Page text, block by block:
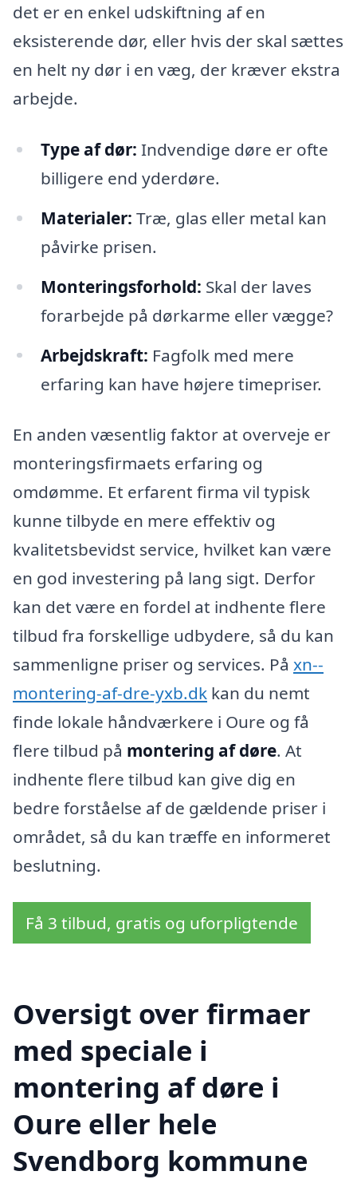
det er en enkel udskiftning af en
eksisterende dør, eller hvis der skal sættes
en helt ny dør i en væg, der kræver ekstra
arbejde.
Type af dør: Indvendige døre er ofte
billigere end yderdøre.
Materialer: Træ, glas eller metal kan
påvirke prisen.
Monteringsforhold: Skal der laves
forarbejde på dørkarme eller vægge?
Arbejdskraft: Fagfolk med mere
erfaring kan have højere timepriser.
En anden væsentlig faktor at overveje er
monteringsfirmaets erfaring og
omdømme. Et erfarent firma vil typisk
kunne tilbyde en mere effektiv og
kvalitetsbevidst service, hvilket kan være
en god investering på lang sigt. Derfor
kan det være en fordel at indhente flere
tilbud fra forskellige udbydere, så du kan
sammenligne priser og services. På xn--
montering-af-dre-yxb.dk kan du nemt
finde lokale håndværkere i Oure og få
flere tilbud på montering af døre. At
indhente flere tilbud kan give dig en
bedre forståelse af de gældende priser i
området, så du kan træffe en informeret
beslutning.
Få 3 tilbud, gratis og uforpligtende
Oversigt over firmaer
med speciale i
montering af døre i
Oure eller hele
Svendborg kommune